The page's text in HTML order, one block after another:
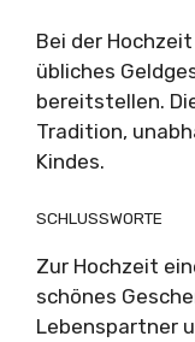
Bei der
übliches
bereitstellen.
Tradition,
Kindes.
SCHLUSSWORTE
Zur Hochzeit
schönes
Lebenspartner